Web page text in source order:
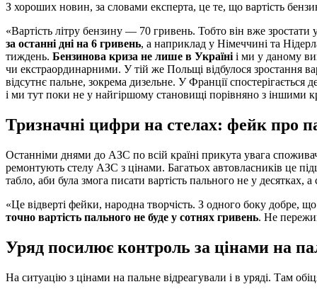
З хороших новин, за словами експерта, це те, що вартість
«Вартість літру бензину — 70 гривень. Тобто він вже зростати
за останні дні на 6 гривень, а наприклад у Німеччині та
тиждень. Бензинова криза не лише в Україніі ми у даному
чи екстраординарними. У тій же Польщі відбулося зростання
відсутнє пальне, зокрема дизельне. У Франції спостерігається
і ми тут поки не у найгіршому становищі порівняно з іншими
Тризначні цифри на стелах: фейк про
Останніми днями до АЗС по всій країні прикута увага
ремонтують стелу АЗС з цінами. Багатьох автовласників це
табло, аби була змога писати вартість пального не у десятках,
«Це відверті фейки, народна творчість. З одного боку добре,
точно вартість пального не буде у сотнях гривень. Не
Уряд посилює контроль за цінами на
На ситуацію з цінами на пальне відреагували і в уряді. Там